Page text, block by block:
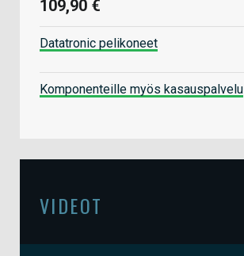
109,90 €
Datatronic pelikoneet
Komponenteille myös kasauspalvelu
VIDEOT